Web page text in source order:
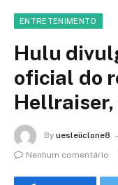
ENTRETENIMENTO
Hulu
oficial do
By uesleiiclone8
Nenhum comentário